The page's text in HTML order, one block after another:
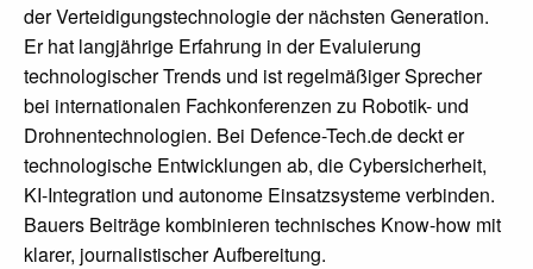
der Verteidigungstechnologie der nächsten Generation.
Er hat langjährige Erfahrung in der Evaluierung
technologischer Trends und ist regelmäßiger Sprecher
bei internationalen Fachkonferenzen zu Robotik- und
Drohnentechnologien. Bei Defence-Tech.de deckt er
technologische Entwicklungen ab, die Cybersicherheit,
KI-Integration und autonome Einsatzsysteme verbinden.
Bauers Beiträge kombinieren technisches Know-how mit
klarer, journalistischer Aufbereitung.